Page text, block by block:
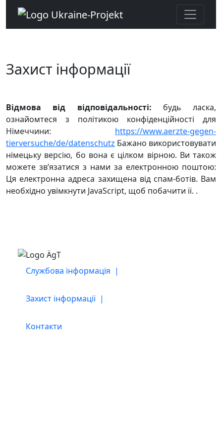
Захист інформації
Відмова від відповідальності: будь ласка,
ознайомтеся з політикою конфіденційності для
Німеччини: https://www.aerzte-gegen-
tierversuche/de/datenschutz Бажано використовувати
німецьку версію, бо вона є цілком вірною. Ви також
можете зв’язатися з нами за електронною поштою:
Ця електронна адреса захищена від спам-ботів. Вам
необхідно увімкнути JavaScript, щоб побачити її. .
Службова інформація |
Захист інформації |
Контакти